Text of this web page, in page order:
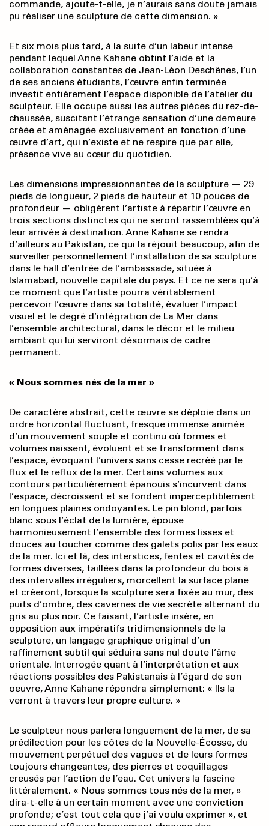
commande, ajoute-t-elle, je n’aurais sans doute jamais
pu réaliser une sculpture de cette dimension. »
Et six mois plus tard, à la suite d’un labeur intense
pendant lequel Anne Kahane obtint l’aide et la
collaboration constantes de Jean-Léon Deschênes, l’un
de ses anciens étudiants, l’œuvre enfin terminée
investit entièrement l’espace disponible de l’atelier du
sculpteur. Elle occupe aussi les autres pièces du rez-de-
chaussée, suscitant l’étrange sensation d’une demeure
créée et aménagée exclusivement en fonction d’une
œuvre d’art, qui n’existe et ne respire que par elle,
présence vive au cœur du quotidien.
Les dimensions impressionnantes de la sculpture — 29
pieds de longueur, 2 pieds de hauteur et 10 pouces de
profondeur — obligèrent l’artiste à répartir l’œuvre en
trois sections distinctes qui ne seront rassemblées qu’à
leur arrivée à destination. Anne Kahane se rendra
d’ailleurs au Pakistan, ce qui la réjouit beaucoup, afin de
surveiller personnellement l’installation de sa sculpture
dans le hall d’entrée de l’ambassade, située à
Islamabad, nouvelle capitale du pays. Et ce ne sera qu’à
ce moment que l’artiste pourra véritablement
percevoir l’œuvre dans sa totalité, évaluer l’impact
visuel et le degré d’intégration de La Mer dans
l’ensemble architectural, dans le décor et le milieu
ambiant qui lui serviront désormais de cadre
permanent.
« Nous sommes nés de la mer »
De caractère abstrait, cette œuvre se déploie dans un
ordre horizontal fluctuant, fresque immense animée
d’un mouvement souple et continu où formes et
volumes naissent, évoluent et se transforment dans
l’espace, évoquant l’univers sans cesse recréé par le
flux et le reflux de la mer. Certains volumes aux
contours particulièrement épanouis s’incurvent dans
l’espace, décroissent et se fondent imperceptiblement
en longues plaines ondoyantes. Le pin blond, parfois
blanc sous l’éclat de la lumière, épouse
harmonieusement l’ensemble des formes lisses et
douces au toucher comme des galets polis par les eaux
de la mer. Ici et là, des interstices, fentes et cavités de
formes diverses, taillées dans la profondeur du bois à
des intervalles irréguliers, morcellent la surface plane
et créeront, lorsque la sculpture sera fixée au mur, des
puits d’ombre, des cavernes de vie secrète alternant du
gris au plus noir. Ce faisant, l’artiste insère, en
opposition aux impératifs tridimensionnels de la
sculpture, un langage graphique original d’un
raffinement subtil qui séduira sans nul doute l’âme
orientale. Interrogée quant à l’interprétation et aux
réactions possibles des Pakistanais à l’égard de son
oeuvre, Anne Kahane répondra simplement: « Ils la
verront à travers leur propre culture. »
Le sculpteur nous parlera longuement de la mer, de sa
prédilection pour les côtes de la Nouvelle-Écosse, du
mouvement perpétuel des vagues et de leurs formes
toujours changeantes, des pierres et coquillages
creusés par l’action de l’eau. Cet univers la fascine
littéralement. « Nous sommes tous nés de la mer, »
dira-t-elle à un certain moment avec une conviction
profonde; c’est tout cela que j’ai voulu exprimer », et